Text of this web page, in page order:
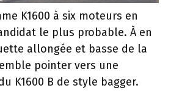
K1600 à six moteurs en
le plus probable. À en
allongée et basse de la
pointer vers une
K1600 B de style bagger.